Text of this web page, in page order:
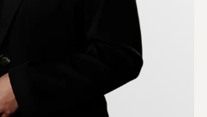
2016/2017 och har
dusch med
med underskåp,
tvättmaskin.